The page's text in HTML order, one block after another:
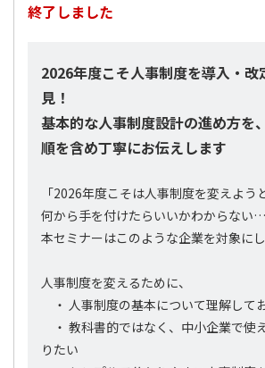
終了しました
2026年度こそ人事制度を導入・改
見！
基本的な人事制度設計の進め方を
順を含め丁寧にお伝えします
「2026年度こそは人事制度を変えよう
何から手を付けたらいいかわからない…
本セミナーはこのような企業を対象にし
人事制度を変えるために、
・ 人事制度の基本について理解して
・ 教科書的ではなく、中小企業で使
りたい